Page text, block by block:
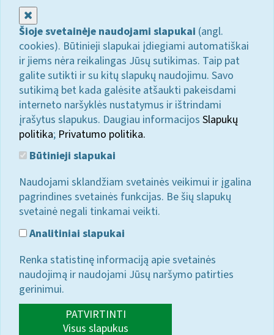
Šioje svetainėje naudojami slapukai (angl.
cookies). Būtinieji slapukai įdiegiami automatiškai
ir jiems nėra reikalingas Jūsų sutikimas. Taip pat
galite sutikti ir su kitų slapukų naudojimu. Savo
sutikimą bet kada galėsite atšaukti pakeisdami
interneto naršyklės nustatymus ir ištrindami
įrašytus slapukus. Daugiau informacijos Slapukų
politika; Privatumo politika.
Būtinieji slapukai
Naudojami sklandžiam svetainės veikimui ir įgalina
pagrindines svetainės funkcijas. Be šių slapukų
svetainė negali tinkamai veikti.
Analitiniai slapukai
Renka statistinę informaciją apie svetainės
naudojimą ir naudojami Jūsų naršymo patirties
gerinimui.
PATVIRTINTI
Visus slapukus